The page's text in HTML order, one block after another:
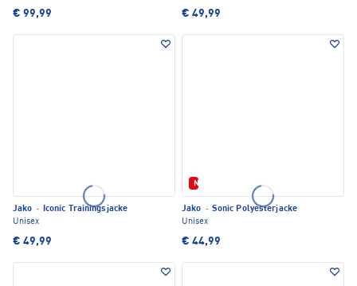
€ 99,99 € 49,99
Jako · Iconic Trainingsjacke
Unisex
€ 49,99
Neu
Jako · Sonic Polyesterjacke
Unisex
€ 44,99